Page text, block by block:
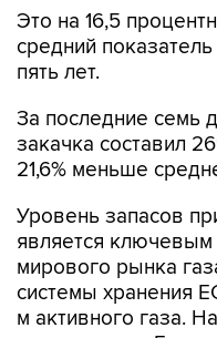
пять лет.
За последние семь
21,6% меньше
Уровень запасов
мирового рынка
системы хранения
м активного газа.
совокупности
импортером.